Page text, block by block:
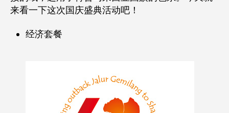
来看一下这次国庆盛典活动吧！
经济套餐